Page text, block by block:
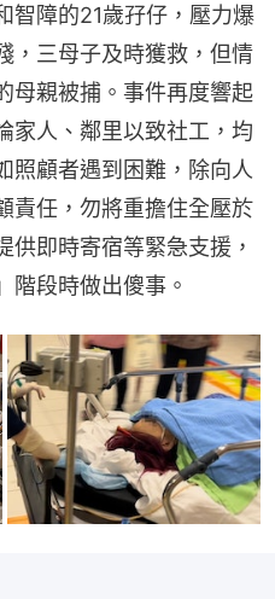
智障的21歲孖仔，壓力爆
，三母子及時獲救，但情
母親被捕。事件再度響起
家人、鄰里以致社工，均
照顧者遇到困難，除向人
責任，勿將重擔住全壓於
供即時寄宿等緊急支援，
階段時做出傻事。